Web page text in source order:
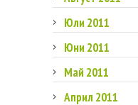
Юли 2011
Юни 2011
Май 2011
Април 2011